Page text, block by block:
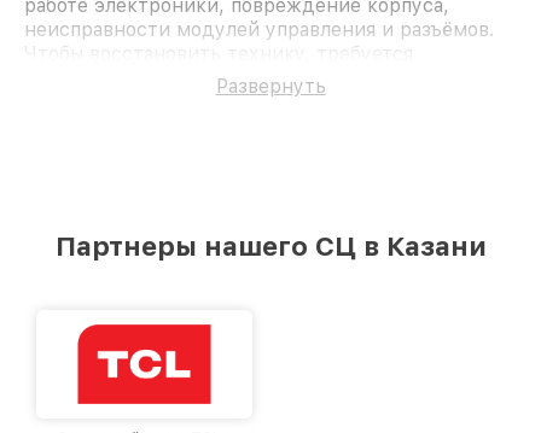
работе электроники, повреждение корпуса,
неисправности модулей управления и разъёмов.
Чтобы восстановить технику, требуется
профессиональная диагностика и точечное
восстановление. Например, настройка
качество звука.
Нарушения в работе электроплаты — часто
возникают из-за скачков напряжения.
Решение: пайка или замена повреждённых
компонентов.
Развернуть
Партнеры нашего СЦ в Казани